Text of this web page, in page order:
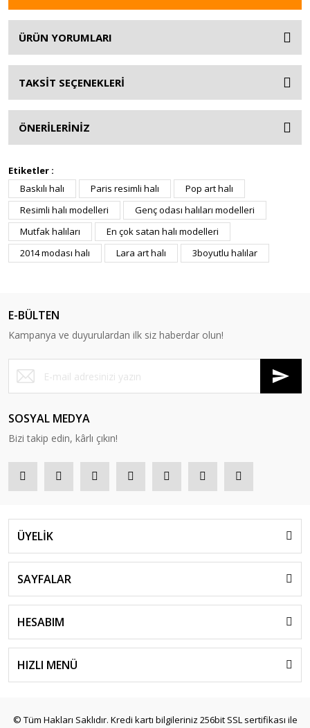
ÜRÜN YORUMLARI
TAKSİT SEÇENEKLERİ
ÖNERİLERİNİZ
Etiketler :
Baskılı halı
Paris resimli halı
Pop art halı
Resimli halı modelleri
Genç odası halıları modelleri
Mutfak halıları
En çok satan halı modelleri
2014 modası halı
Lara art halı 3boyutlu halılar
E-BÜLTEN
Kampanya ve duyurulardan ilk siz haberdar olun!
SOSYAL MEDYA
Bizi takip edin, kârlı çıkın!
ÜYELİK
SAYFALAR
HESABIM
HIZLI MENÜ
© Tüm Hakları Saklıdır. Kredi kartı bilgileriniz 256bit SSL sertifikası ile